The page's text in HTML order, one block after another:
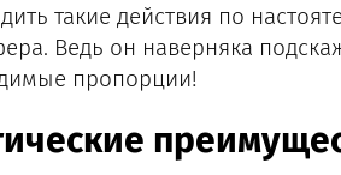
такие действия по
Ведь он наверняка
пропорции!